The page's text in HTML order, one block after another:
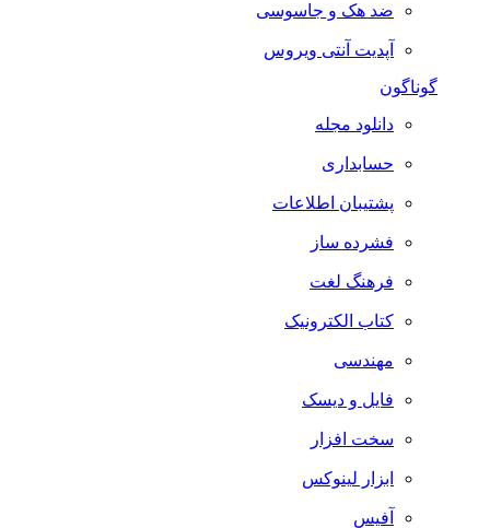
ضد هک و جاسوسی
آپدیت آنتی ویروس
گوناگون
دانلود مجله
حسابداری
پشتیبان اطلاعات
فشرده ساز
فرهنگ لغت
کتاب الکترونیک
مهندسی
فایل و دیسک
سخت افزار
ابزار لینوکس
آفیس